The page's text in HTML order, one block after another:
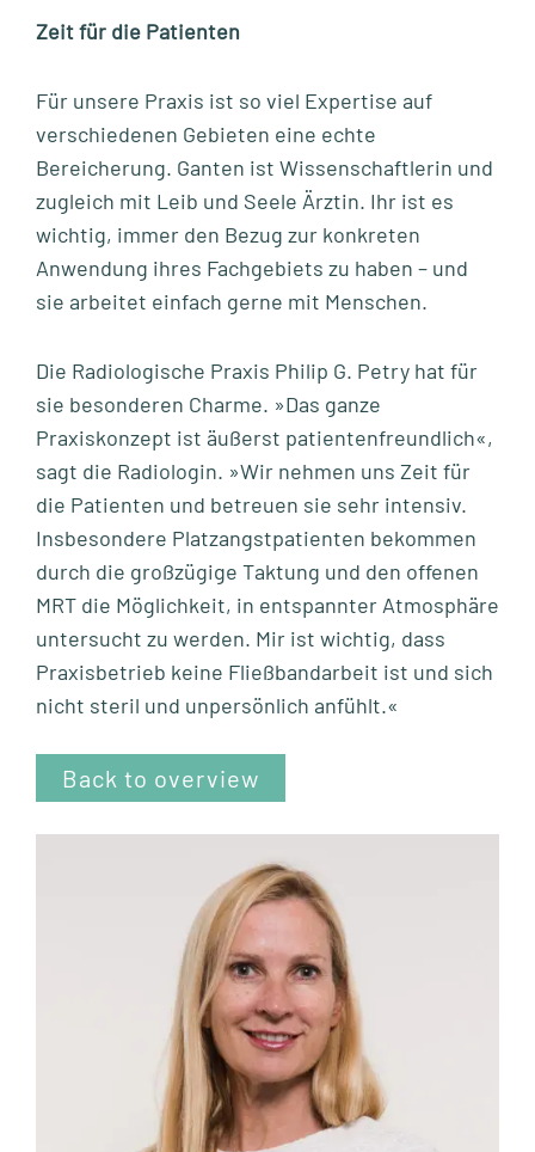
Zeit für die Patienten
Für unsere Praxis ist so viel Expertise auf
verschiedenen Gebieten eine echte
Bereicherung. Ganten ist Wissenschaftlerin und
zugleich mit Leib und Seele Ärztin. Ihr ist es
wichtig, immer den Bezug zur konkreten
Anwendung ihres Fachgebiets zu haben – und
sie arbeitet einfach gerne mit Menschen.
Die Radiologische Praxis Philip G. Petry hat für
sie besonderen Charme. »Das ganze
Praxiskonzept ist äußerst patientenfreundlich«,
sagt die Radiologin. »Wir nehmen uns Zeit für
die Patienten und betreuen sie sehr intensiv.
Insbesondere Platzangstpatienten bekommen
durch die großzügige Taktung und den offenen
MRT die Möglichkeit, in entspannter Atmosphäre
untersucht zu werden. Mir ist wichtig, dass
Praxisbetrieb keine Fließbandarbeit ist und sich
nicht steril und unpersönlich anfühlt.«
Back to overview